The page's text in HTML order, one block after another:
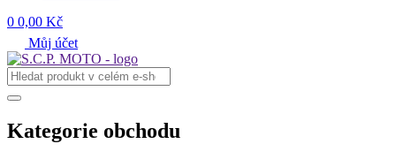
0 0,00 Kč
Můj účet
Kategorie obchodu